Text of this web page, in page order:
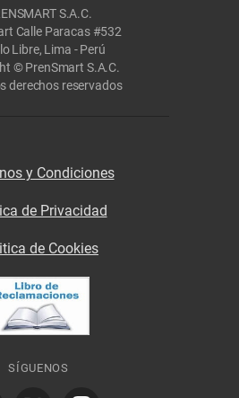
S.A.C.
Calle Paracas #532
Libre, Lima - Perú
© PrenSmart S.A.C.
derechos reservados
y Condiciones
de Privacidad
de Cookies
SÍGUENOS